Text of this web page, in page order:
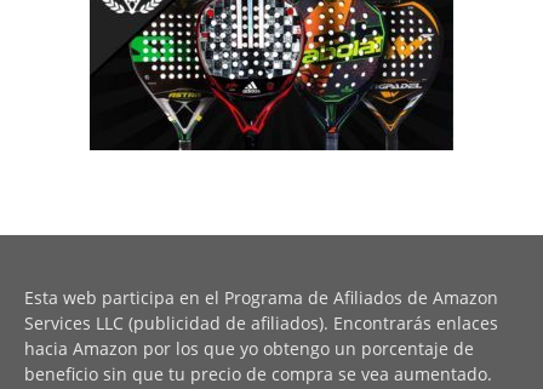
Esta web participa en el Programa de Afiliados de Amazon
Services LLC (publicidad de afiliados). Encontrarás enlaces
hacia Amazon por los que yo obtengo un porcentaje de
beneficio sin que tu precio de compra se vea aumentado.